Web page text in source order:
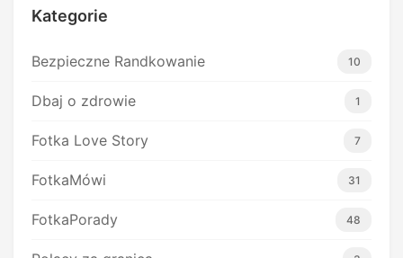
Kategorie
Bezpieczne Randkowanie 10
Dbaj o zdrowie 1
Fotka Love Story 7
FotkaMówi 31
FotkaPorady 48